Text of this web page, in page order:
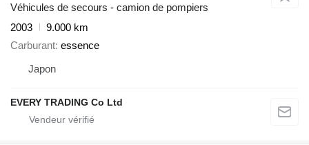
Véhicules de secours - camion de pompiers
2003
9.000 km
Carburant essence
Japon
EVERY TRADING Co Ltd